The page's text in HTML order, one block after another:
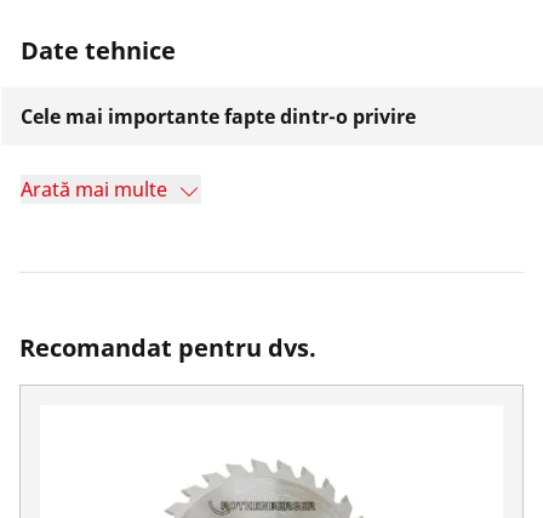
Date tehnice
Cele mai importante fapte dintr-o privire
Arată mai multe
Recomandat pentru dvs.